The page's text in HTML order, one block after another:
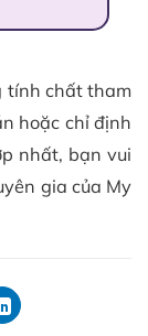
tính chất tham
hoặc chỉ định
nhất, bạn vui
gia của My